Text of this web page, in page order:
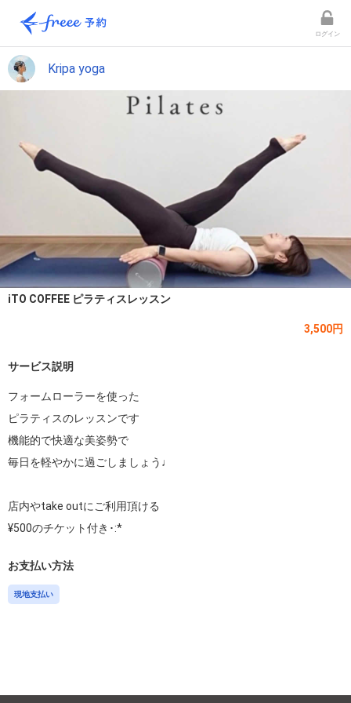
ログイン
Kripa yoga
iTO COFFEE ピラティスレッスン
3,500円
サービス説明
フォームローラーを使った
ピラティスのレッスンです
機能的で快適な美姿勢で
毎日を軽やかに過ごしましょう♩
店内やtake outにご利用頂ける
¥500のチケット付き･:*
お支払い方法
現地支払い